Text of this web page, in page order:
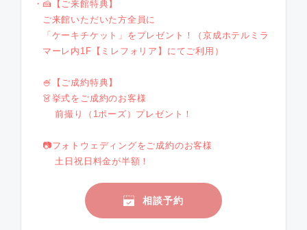
🍰【ご来館特典】
ご来館いただいた方全員に
「ケーキチケット」をプレゼント！（京成ホテルミラ
マーレ内1F【ミレフォリア】にてご利用）
🍧【ご成約特典】
👗挙式をご成約のお客様
前撮り（1ポーズ）プレゼント！
📷フォトウェディングをご成約のお客様
土日祝日料金が半額！
相談予約